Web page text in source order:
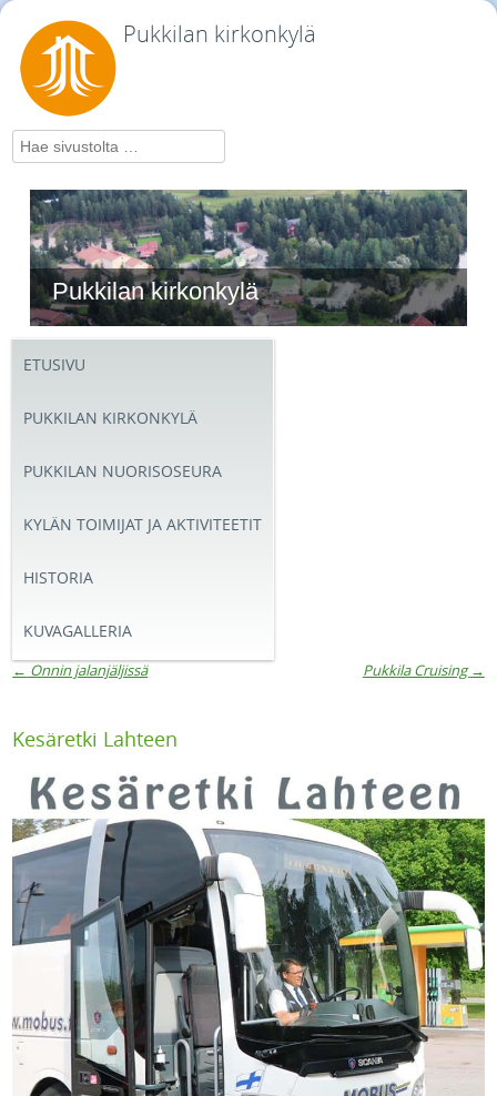
Pukkilan kirkonkylä
Hae
Pukkilan kirkonkylä
ETUSIVU
PUKKILAN KIRKONKYLÄ
PUKKILAN NUORISOSEURA
KYLÄN TOIMIJAT JA AKTIVITEETIT
HISTORIA
KUVAGALLERIA
← Onnin jalanjäljissä Pukkila Cruising →
Kesäretki Lahteen